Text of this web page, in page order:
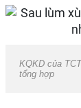
KQKD của
tổng hợp